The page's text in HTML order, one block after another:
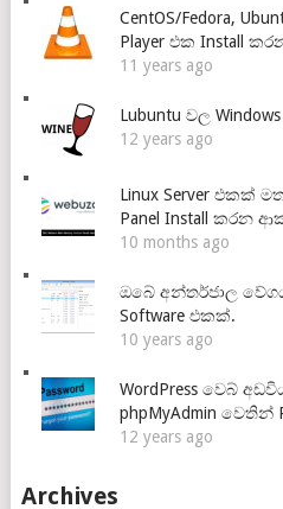
CentOS/Fedora,
Player එක Install
11 years ago
Lubuntu වල
12 years ago
Linux Server එකක් මත
Panel Install කරන
10 months ago
ඔබේ අන්තර්ජාල
Software එකක්.
10 years ago
WordPress වෙබ්
phpMyAdmin
12 years ago
Archives